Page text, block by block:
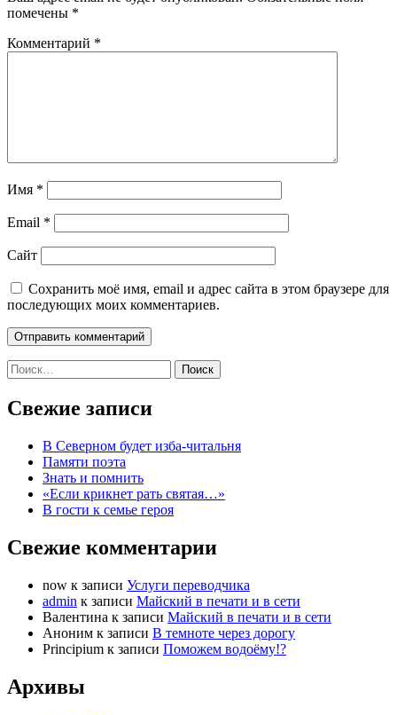
помечены *
Комментарий *
Имя *
Email *
Сайт
Сохранить моё имя, email и адрес сайта в этом браузере для
последующих моих комментариев.
Найти:
Свежие записи
В Северном будет изба-читальня
Памяти поэта
Знать и помнить
«Если крикнет рать святая…»
В гости к семье героя
Свежие комментарии
now к записи Услуги переводчика
admin к записи Майский в печати и в сети
Валентина к записи Майский в печати и в сети
Аноним к записи В темноте через дорогу
Principium к записи Поможем водоёму!?
Архивы